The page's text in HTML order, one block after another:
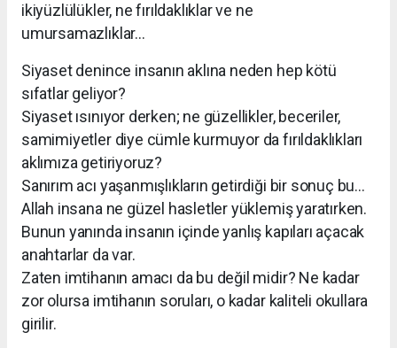
ikiyüzlülükler, ne fırıldaklıklar ve ne
umursamazlıklar…
Siyaset denince insanın aklına neden hep kötü
sıfatlar geliyor?
Siyaset ısınıyor derken; ne güzellikler, beceriler,
samimiyetler diye cümle kurmuyor da fırıldaklıkları
aklımıza getiriyoruz?
Sanırım acı yaşanmışlıkların getirdiği bir sonuç bu…
Allah insana ne güzel hasletler yüklemiş yaratırken.
Bunun yanında insanın içinde yanlış kapıları açacak
anahtarlar da var.
Zaten imtihanın amacı da bu değil midir? Ne kadar
zor olursa imtihanın soruları, o kadar kaliteli okullara
girilir.